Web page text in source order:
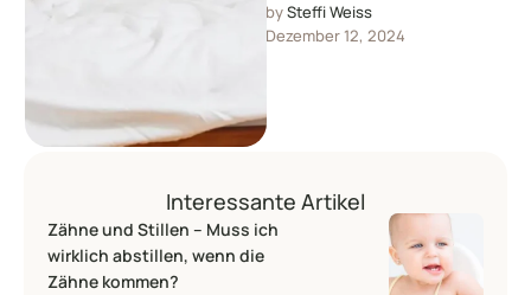
sind, das SIDS-Risiko senken
und Nähe schaffen. Mit Tipps
by Steffi Weiss
Dezember 12, 2024
Interessante Artikel
Zähne und Stillen – Muss ich
wirklich abstillen, wenn die
Zähne kommen?